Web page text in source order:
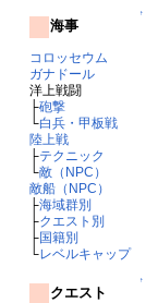
↑
海事
コロッセウム
ガナドール
洋上戦闘
├砲撃
└白兵・甲板戦
陸上戦
├テクニック
└敵（NPC）
敵船（NPC）
├海域群別
├クエスト別
├国籍別
└レベルキャップ
↑
クエスト